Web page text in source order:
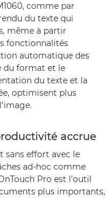
comme par
du texte qui
même à partir
fonctionnalités
automatique des
du format et le
du texte et la
optimisent plus
accrue
sans effort avec le
ad-hoc comme
Pro est l'outil
plus importants,